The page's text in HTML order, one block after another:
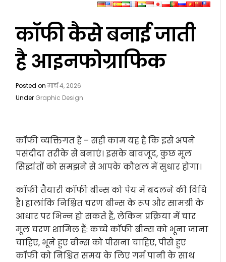
कॉफी कैसे बनाई जाती
है आइनफोग्राफिक
Posted onमार्च 4, 2026
Under Graphic Design
कॉफी व्यक्तिगत है – सही काम यह है कि इसे अपने
पसंदीदा तरीके से बनाएं। इसके बावजूद, कुछ मूल
सिद्धांतों को समझने से आपके कौशल में सुधार होगा।
कॉफी तैयारी कॉफी बीन्स को पेय में बदलने की विधि
है। हालांकि निश्चित चरण बीन्स के रूप और सामग्री के
आधार पर भिन्न हो सकते हैं, लेकिन प्रक्रिया में चार
मूल चरण शामिल हैं: कच्चे कॉफी बीन्स को भूना जाना
चाहिए, भूने हुए बीन्स को पीसना चाहिए, पीसे हुए
कॉफी को निश्चित समय के लिए गर्म पानी के साथ